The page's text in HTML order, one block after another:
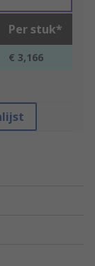
Per stuk*
€ 3,166